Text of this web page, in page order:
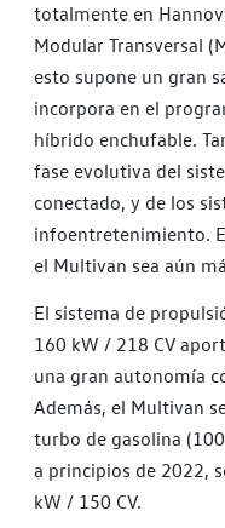
totalmente en
Modular Transversal
esto supone un gran
incorpora en el
híbrido enchufable.
fase evolutiva del
conectado, y de los
infoentretenimiento.
el Multivan sea aún
El sistema de
160 kW / 218 CV
una gran autonomía
Además, el Multivan
turbo de gasolina
a principios de 2022,
kW / 150 CV.